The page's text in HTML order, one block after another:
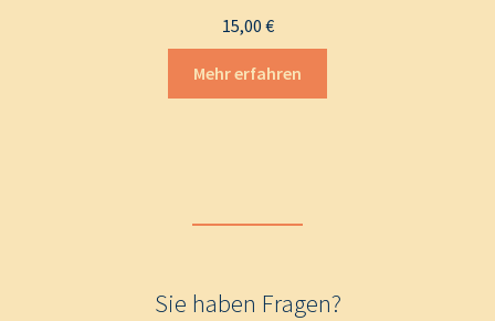
15,00 €
Mehr erfahren
Sie haben Fragen?